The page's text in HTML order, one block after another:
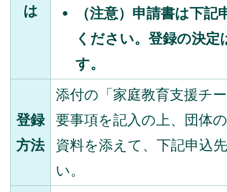
は
（注意）申請書は下
ください。登録の決
す。
登録
方法
添付の「家庭教育支援チ
要事項を記入の上、団体
資料を添えて、下記申込
い。